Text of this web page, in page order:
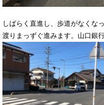
しばらく直進し、歩道がなくな
渡りまっずぐ進みます。山口銀